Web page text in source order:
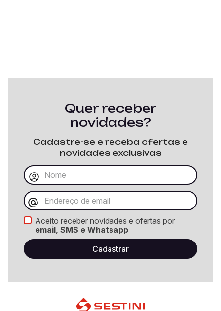
Quer receber
novidades?
Cadastre-se e receba ofertas e
novidades exclusivas
Aceito receber novidades e ofertas por
email, SMS e Whatsapp